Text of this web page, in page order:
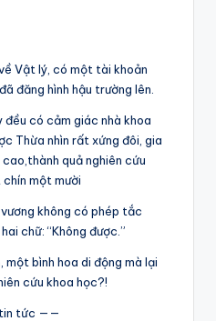
Vật lý, có một tài khoản
đăng hình hậu trường lên.
đều có cảm giác nhà khoa
Thừa nhìn rất xứng đôi, gia
quả nghiên cứu
một mười
không có phép tắc
chữ: “Không được.”
một bình hoa di động mà lại
cứu khoa học?!
tin tức ——